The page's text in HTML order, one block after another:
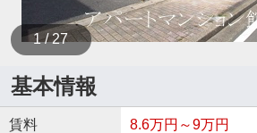
1 / 27
基本情報
賃料 8.6万円～9万円